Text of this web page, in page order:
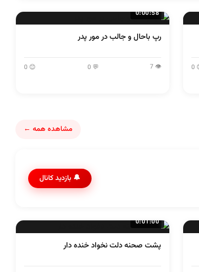
0:00:58
رپ باحال و جالب در مور پدر
👁 7
💬 0
😊 0
مشاهده همه ←
🔔 بازدید کانال
0:01:00
پشت صحنه دلت نخواد خنده دار